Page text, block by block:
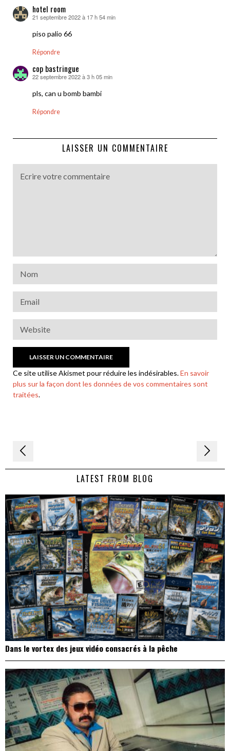
hotel room
dit :
21 septembre 2022 à 17 h 54 min
piso palio 66
Répondre
cop bastringue
dit :
22 septembre 2022 à 3 h 05 min
pls, can u bomb bambi
Répondre
LAISSER UN COMMENTAIRE
Ce site utilise Akismet pour réduire les indésirables.En savoir
plus sur la façon dont les données de vos commentaires sont
traitées.
Navigation
de LATEST FROM BLOG
Dans le vortex des jeux vidéo consacrés à la pêche